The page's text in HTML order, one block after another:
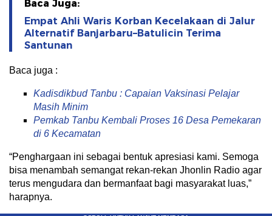
Baca Juga:
Empat Ahli Waris Korban Kecelakaan di Jalur
Alternatif Banjarbaru–Batulicin Terima
Santunan
Baca juga :
Kadisdikbud Tanbu : Capaian Vaksinasi Pelajar
Masih Minim
Pemkab Tanbu Kembali Proses 16 Desa Pemekaran
di 6 Kecamatan
“Penghargaan ini sebagai bentuk apresiasi kami. Semoga
bisa menambah semangat rekan-rekan Jhonlin Radio agar
terus mengudara dan bermanfaat bagi masyarakat luas,”
harapnya.